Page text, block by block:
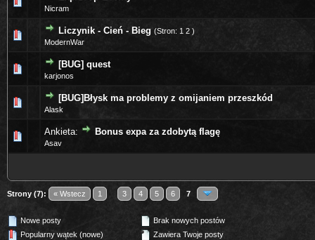
Nicram
Liczynik - Cień - Bieg (Stron: 1 2 )
ModernWar
0 głosów - średnia ocena: 0 na 5 gwiazdek
12345
[BUG] quest
karjonos
0 głosów - średnia ocena: 0 na 5 gwiazdek
[BUG]Błysk ma problemy z omijaniem przeszkód
Alask
0 głosów - średnia ocena: 0 na 5 gwiazdek
123 45
Ankieta: Bonus expa za zdobytą flagę
Asav
0 głosów - średnia ocena: 0 na 5 gwiazdek
12345
Strony (7): « Wstecz 1 3 4 5 6 7
Nowe posty
Popularny wątek (nowe)
Brak nowych postów
Zawiera Twoje posty